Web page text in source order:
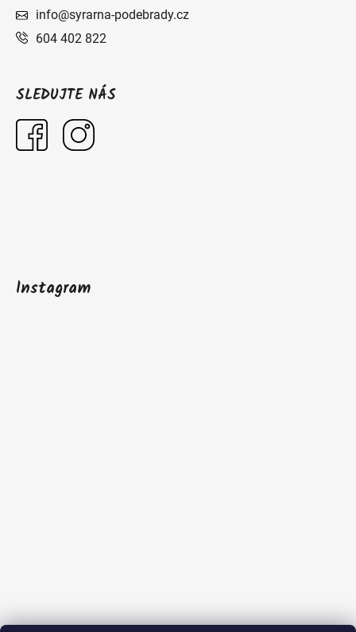
info@syrarna-podebrady.cz
604 402 822
SLEDUJTE NÁS
Instagram